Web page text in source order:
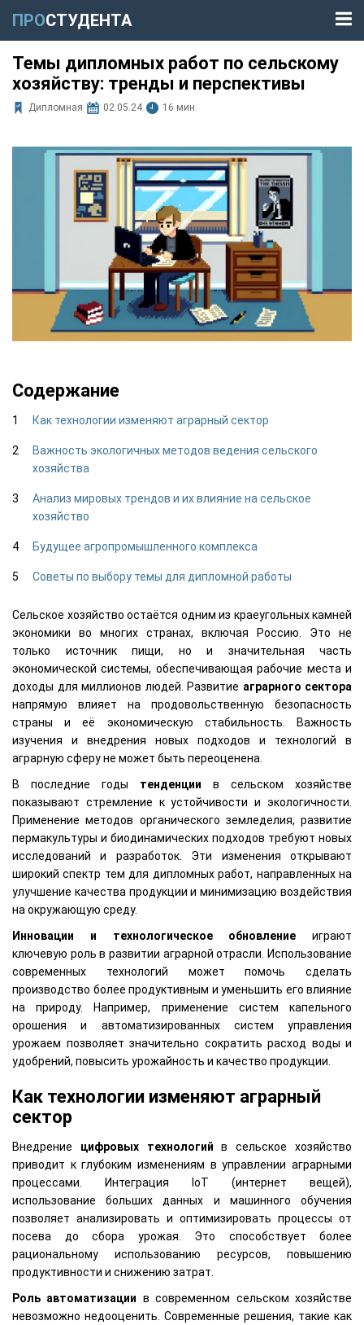
ПРОСТУДЕНТА
Темы дипломных работ по сельскому
хозяйству: тренды и перспективы
Дипломная 02.05.24 16 мин.
Содержание
Как технологии изменяют аграрный сектор
Важность экологичных методов ведения сельского
хозяйства
Анализ мировых трендов и их влияние на сельское
хозяйство
Будущее агропромышленного комплекса
Советы по выбору темы для дипломной работы
Сельское хозяйство остаётся одним из краеугольных камней
экономики во многих странах, включая Россию. Это не
только источник пищи, но и значительная часть
экономической системы, обеспечивающая рабочие места и
доходы для миллионов людей. Развитие аграрного сектора
напрямую влияет на продовольственную безопасность
страны и её экономическую стабильность. Важность
изучения и внедрения новых подходов и технологий в
аграрную сферу не может быть переоценена.
В последние годы тенденции в сельском хозяйстве
показывают стремление к устойчивости и экологичности.
Применение методов органического земледелия, развитие
пермакультуры и биодинамических подходов требуют новых
исследований и разработок. Эти изменения открывают
широкий спектр тем для дипломных работ, направленных на
улучшение качества продукции и минимизацию воздействия
на окружающую среду.
Инновации и технологическое обновление играют
ключевую роль в развитии аграрной отрасли. Использование
современных технологий может помочь сделать
производство более продуктивным и уменьшить его влияние
на природу. Например, применение систем капельного
орошения и автоматизированных систем управления
урожаем позволяет значительно сократить расход воды и
удобрений, повысить урожайность и качество продукции.
Как технологии изменяют аграрный
сектор
Внедрение цифровых технологий в сельское хозяйство
приводит к глубоким изменениям в управлении аграрными
процессами. Интеграция IoT (интернет вещей),
использование больших данных и машинного обучения
позволяет анализировать и оптимизировать процессы от
посева до сбора урожая. Это способствует более
рациональному использованию ресурсов, повышению
продуктивности и снижению затрат.
Роль автоматизации в современном сельском хозяйстве
невозможно недооценить. Современные решения, такие как